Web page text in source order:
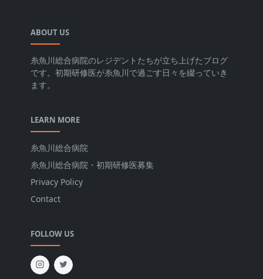
ABOUT US
糸魚川総合病院のレジデントたちが立ち上げたブログ
です。初期研修医が糸魚川で過ごす日々を綴っていき
ます。
LEARN MORE
糸魚川総合病院
糸魚川総合病院・初期研修医募集
Privacy Policy
Contact
FOLLOW US